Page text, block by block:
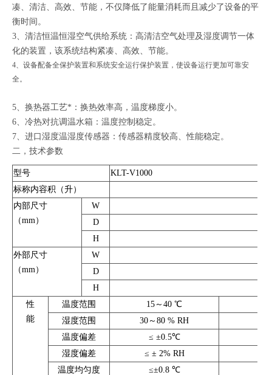
凑、清洁、高效、节能，不仅降低了能量消耗而且减少了设备的平
衡时间。
3、清洁恒温恒湿空气供给系统：高清洁空气处理及湿度调节一体
化的装置，该系统结构紧凑、高效、节能。
4、设备配备全保护装置和系统安全运行保护装置，使设备运行更加可靠安
全。
5、换热器工艺*：换热效率高，温度梯度小。
6、冷热对抗调温水箱：温度控制稳定。
7、进口湿度温湿度传感器：传感器精度较高、性能稳定。
二，技术参数
型号
KLT-V1000
标称内容积（升）
内部尺寸
（mm）
W
D
H
外部尺寸
（mm）
W
D
H
性
能
温度范围
15～40 ℃
湿度范围
30～80 % RH
温度偏差
≤ ±0.5℃
湿度偏差
≤ ± 2% RH
温度均匀度
≤±0.8 ℃